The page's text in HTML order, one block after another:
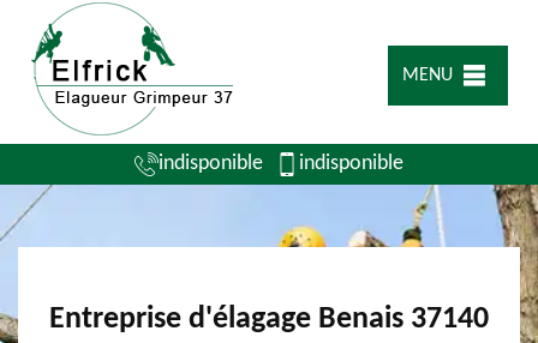
MENU
indisponible indisponible
Entreprise d'élagage Benais 37140